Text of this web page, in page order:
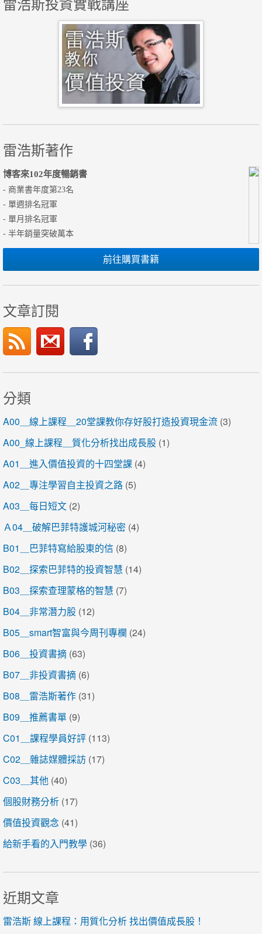
雷浩斯著作
博客來102年度暢銷書
- 商業書年度第23名
- 單週排名冠軍
- 單月排名冠軍
- 半年銷量突破萬本
前往購買書籍
文章訂閱
分類
A00＿線上課程＿20堂課教你存好股打造投資現金流 (3)
A00_線上課程＿質化分析找出成長股 (1)
A01＿進入價值投資的十四堂課 (4)
A02＿專注學習自主投資之路 (5)
A03＿每日短文 (2)
Ａ04＿破解巴菲特護城河秘密 (4)
B01＿巴菲特寫給股東的信 (8)
B02＿探索巴菲特的投資智慧 (14)
B03＿探索查理蒙格的智慧 (7)
B04＿非常潛力股 (12)
B05＿smart智富與今周刊專欄 (24)
B06＿投資書摘 (63)
B07＿非投資書摘 (6)
B08＿雷浩斯著作 (31)
B09＿推薦書單 (9)
C01＿課程學員好評 (113)
C02＿雜誌媒體採訪 (17)
C03＿其他 (40)
個股財務分析 (17)
價值投資觀念 (41)
給新手看的入門教學 (36)
近期文章
雷浩斯 線上課程：用質化分析 找出價值成長股！